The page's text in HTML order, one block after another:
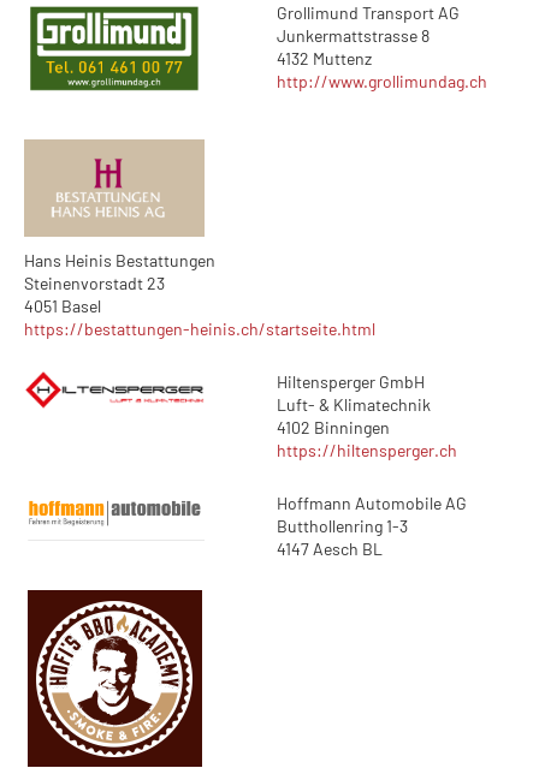
Grollimund Transport AG
Junkermattstrasse 8
4132 Muttenz
http://www.grollimundag.ch
Hans Heinis Bestattungen
Steinenvorstadt 23
4051 Basel
https://bestattungen-heinis.ch/startseite.html
Hiltensperger GmbH
Luft- & Klimatechnik
4102 Binningen
https://hiltensperger.ch
Hoffmann Automobile AG
Butthollenring 1-3
4147 Aesch BL